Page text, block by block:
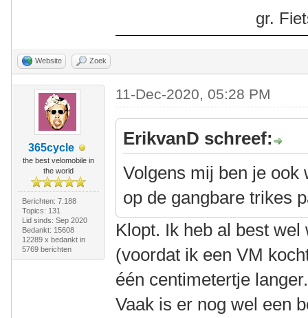
gr.
Website Zoek
365cycle
the best velomobile in
the world
Berichten: 7.188
Topics: 131
Lid sinds: Sep 2020
Bedankt: 15608
12289 x bedankt in
5769 berichten
11-Dec-2020, 05:28 PM
ErikvanD schreef:
Volgens mij ben je ook
op de gangbare trikes
Klopt. Ik heb al best
(voordat ik een VM
één centimetertje langer.
Vaak is er nog wel een